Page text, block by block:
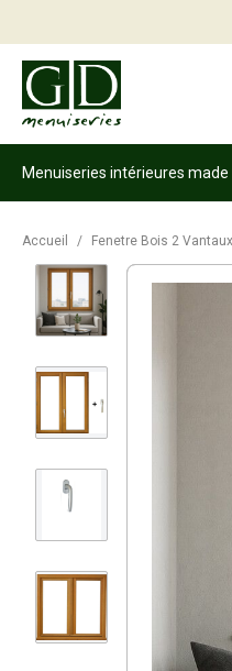
Menuiseries intérieures made
Accueil / Fenetre Bois 2